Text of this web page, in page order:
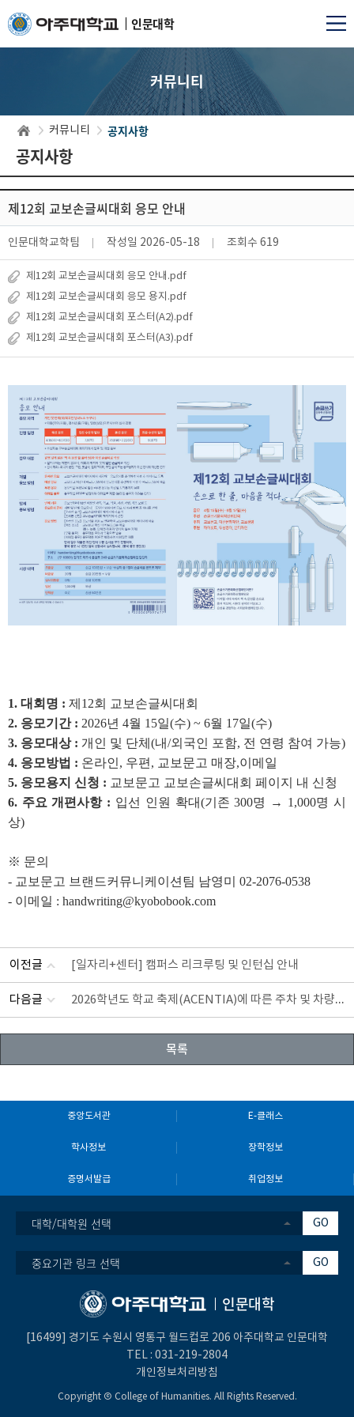
인문대학
커뮤니티
커뮤니티 공지사항
공지사항
제12회 교보손글씨대회 응모 안내
인문대학교학팀 작성일 2026-05-18 조회수 619
제12회 교보손글씨대회 응모 안내.pdf
제12회 교보손글씨대회 응모 용지.pdf
제12회 교보손글씨대회 포스터(A2).pdf
제12회 교보손글씨대회 포스터(A3).pdf
1. 대회명 : 제12회 교보손글씨대회
2. 응모기간 : 2026년 4월 15일(수) ~ 6월 17일(수)
3. 응모대상 : 개인 및 단체(내/외국인 포함, 전 연령 참여 가능)
4. 응모방법 : 온라인, 우편, 교보문고 매장,이메일
5. 응모용지 신청 : 교보문고 교보손글씨대회 페이지 내 신청
6. 주요 개편사항 : 입선 인원 확대(기존 300명 → 1,000명 시
상)
※ 문의
- 교보문고 브랜드커뮤니케이션팀 남영미 02-2076-0538
- 이메일 : handwriting@kyobobook.com
이전글 [일자리+센터] 캠퍼스 리크루팅 및 인턴십 안내
다음글 2026학년도 학교 축제(ACENTIA)에 따른 주차 및 차량운
목록
중앙도서관 E-클래스
학사정보 장학정보
증명서발급 취업정보
대학/대학원 선택 GO
중요기관 링크 선택 GO
인문대학
[16499] 경기도 수원시 영통구 월드컵로 206 아주대학교 인문대학
TEL : 031-219-2804
개인정보처리방침
Copyright Ⓒ College of Humanities. All Rights Reserved.